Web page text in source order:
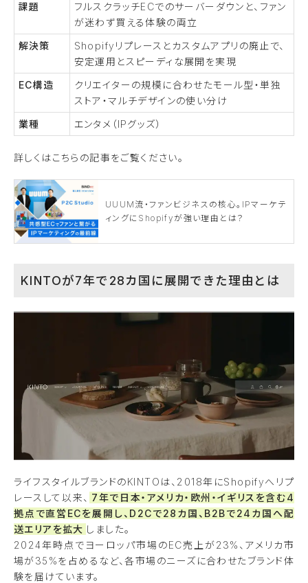
課題
フルスクラッチECでのサーバーダウンと、ファン
が迷わず買える体験の両立
解決策
Shopifyリプレースとカスタムアプリの廃止で、
安定運用とスピーディな展開を実現
EC構造
クリエイターの規模に合わせたモール型・単独
ストア・マルチデザインの使い分け
業種
エンタメ（IPグッズ）
詳しくはこちらの記事をご覧ください。
UUUM流・ファンビジネスの核心。IPマーケテ
ィングにShopifyが強い理由とは？
KINTOが7年で28カ国に展開できた理由とは
ライフスタイルブランドのKINTOは、2018年にShopifyへリプ
レースして以来、 7年で日本・アメリカ・欧州・イギリスを含む4
拠点で直営ECを展開し、D2Cで28カ国、B2Bで24カ国へ配
送エリアを拡大 しました。
2024年時点でヨーロッパ市場のEC売上が23%、アメリカ市
場が35%を占めるなど、各市場のニーズに合わせたブランド体
験を届けています。